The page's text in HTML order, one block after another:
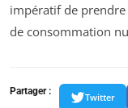
impératif de
de consommation
Partager :
Twitter